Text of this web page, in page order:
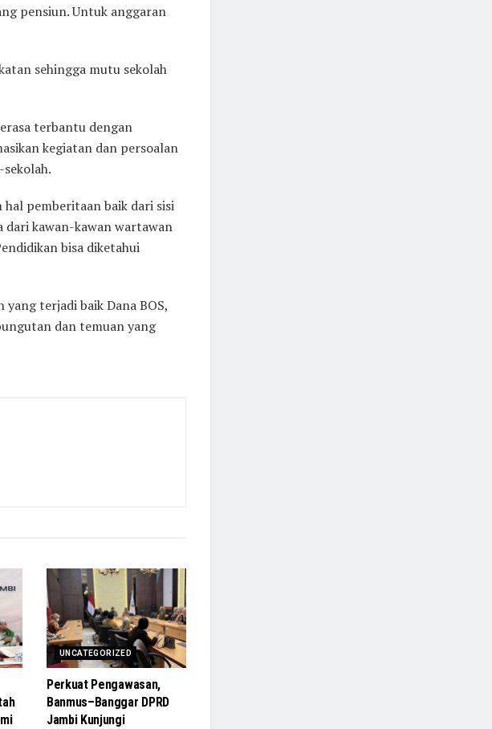
pensiun. Untuk anggaran
sehingga mutu sekolah
terbantu dengan
kegiatan dan persoalan
hal pemberitaan baik dari sisi
dari kawan-kawan wartawan
bisa diketahui
terjadi baik Dana BOS,
dan temuan yang
UNCATEGORIZED
Perkuat Pengawasan,
Banmus–Banggar DPRD
Jambi Kunjungi